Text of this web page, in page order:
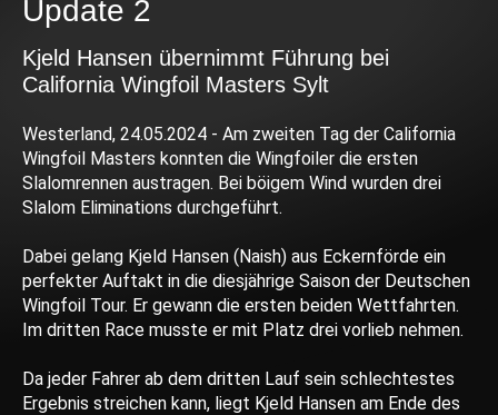
Update 2
Kjeld Hansen übernimmt Führung bei
California Wingfoil Masters Sylt
Westerland, 24.05.2024 - Am zweiten Tag der California
Wingfoil Masters konnten die Wingfoiler die ersten
Slalomrennen austragen. Bei böigem Wind wurden drei
Slalom Eliminations durchgeführt.
Dabei gelang Kjeld Hansen (Naish) aus Eckernförde ein
perfekter Auftakt in die diesjährige Saison der Deutschen
Wingfoil Tour. Er gewann die ersten beiden Wettfahrten.
Im dritten Race musste er mit Platz drei vorlieb nehmen.
Da jeder Fahrer ab dem dritten Lauf sein schlechtestes
Ergebnis streichen kann, liegt Kjeld Hansen am Ende des